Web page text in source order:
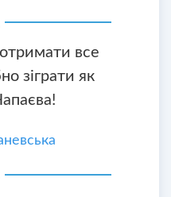
все
зіграти як